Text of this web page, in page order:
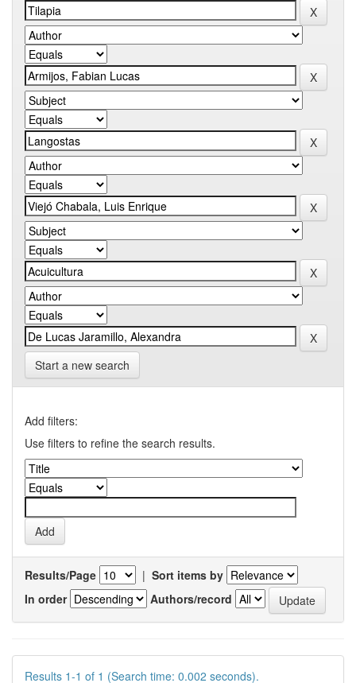
Start a new search
Add filters:
Use filters to refine the search results.
Results/Page | Sort items by
In order
Authors/record
Results 1-1 of 1 (Search time: 0.002 seconds).